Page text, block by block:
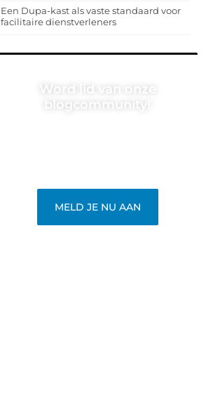
Een Dupa-kast als vaste standaard voor
facilitaire dienstverleners
Word lid van onze
blogcommunity!
MELD JE NU AAN